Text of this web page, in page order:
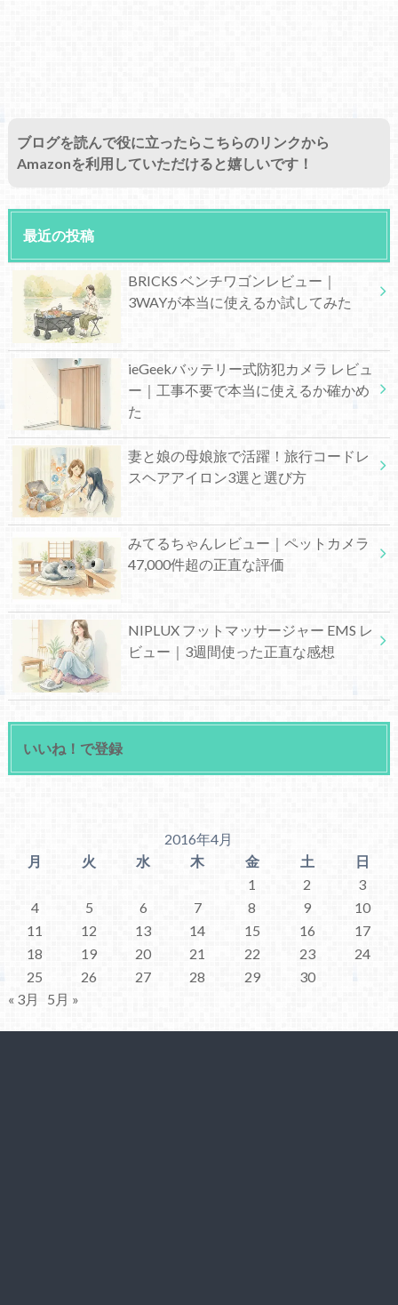
ブログを読んで役に立ったらこちらのリンクから
Amazonを利用していただけると嬉しいです！
最近の投稿
BRICKS ベンチワゴンレビュー｜
3WAYが本当に使えるか試してみた
ieGeekバッテリー式防犯カメラ レビュ
ー｜工事不要で本当に使えるか確かめ
た
妻と娘の母娘旅で活躍！旅行コードレ
スヘアアイロン3選と選び方
みてるちゃんレビュー｜ペットカメラ
47,000件超の正直な評価
NIPLUX フットマッサージャー EMS レ
ビュー｜3週間使った正直な感想
いいね！で登録
2016年4月
月
火 水 木 金 土
日
1
2
3
4
5 6 7 8 9
10
11
12 13 14 15 16
17
18
19 20 21 22 23
24
25
26 27 28 29
30
« 3月
5月 »